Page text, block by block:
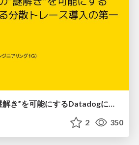
サービス連携の”謎解き”を可能にするDatadogによる分散トレース導入の第一歩
2 350